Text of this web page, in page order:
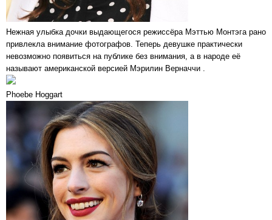
Нежная улыбка дочки выдающегося режиссёра Мэттью Монтэга рано
привлекла внимание фотографов. Теперь девушке практически
невозможно появиться на публике без внимания, а в народе её
называют американской версией Мэрилин Верначчи .
Phoebe Hoggart